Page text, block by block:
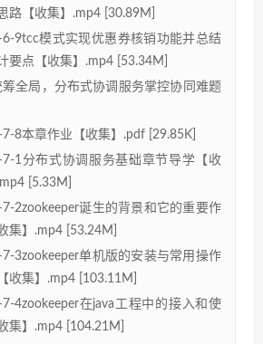
路【收集】.mp4 [30.89M]
9tcc模式实现优惠券核销功能并总结
要点【收集】.mp4 [53.34M]
全局，分布式协调服务掌控协同难题
8本章作业【收集】.pdf [29.85K]
1分布式协调服务基础章节导学【收
[5.33M]
2zookeeper诞生的背景和它的重要作
集】.mp4 [53.24M]
3zookeeper单机版的安装与常用操作
收集】.mp4 [103.11M]
4zookeeper在java工程中的接入和使
集】.mp4 [104.21M]